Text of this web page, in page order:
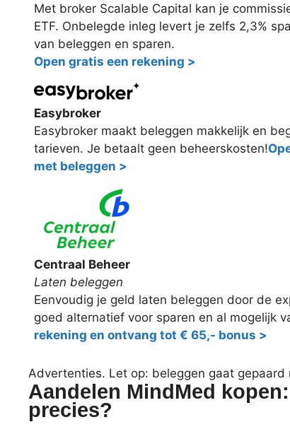
Met broker Scalable Capital kan je
ETF. Onbelegde inleg levert je zelfs 2,3%
van beleggen en sparen.
Open gratis een rekening >
Easybroker
Easybroker maakt beleggen makkelijk en
tarieven. Je betaalt geen beheerskosten!
met beleggen >
Centraal Beheer
Laten beleggen
Eenvoudig je geld laten beleggen door de
goed alternatief voor sparen en al mogelijk
rekening en ontvang tot € 65,- bonus >
Advertenties. Let op: beleggen gaat
Aandelen MindMed
precies?